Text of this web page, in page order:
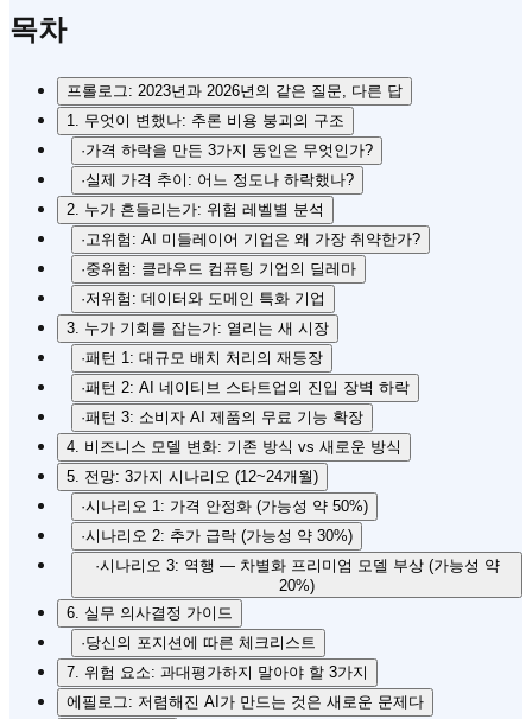
목차
프롤로그: 2023년과 2026년의 같은 질문, 다른 답
1. 무엇이 변했나: 추론 비용 붕괴의 구조
·가격 하락을 만든 3가지 동인은 무엇인가?
·실제 가격 추이: 어느 정도나 하락했나?
2. 누가 흔들리는가: 위험 레벨별 분석
·고위험: AI 미들레이어 기업은 왜 가장 취약한가?
·중위험: 클라우드 컴퓨팅 기업의 딜레마
·저위험: 데이터와 도메인 특화 기업
3. 누가 기회를 잡는가: 열리는 새 시장
·패턴 1: 대규모 배치 처리의 재등장
·패턴 2: AI 네이티브 스타트업의 진입 장벽 하락
·패턴 3: 소비자 AI 제품의 무료 기능 확장
4. 비즈니스 모델 변화: 기존 방식 vs 새로운 방식
5. 전망: 3가지 시나리오 (12~24개월)
·시나리오 1: 가격 안정화 (가능성 약 50%)
·시나리오 2: 추가 급락 (가능성 약 30%)
·시나리오 3: 역행 — 차별화 프리미엄 모델 부상 (가능성 약
20%)
6. 실무 의사결정 가이드
·당신의 포지션에 따른 체크리스트
7. 위험 요소: 과대평가하지 말아야 할 3가지
에필로그: 저렴해진 AI가 만드는 것은 새로운 문제다